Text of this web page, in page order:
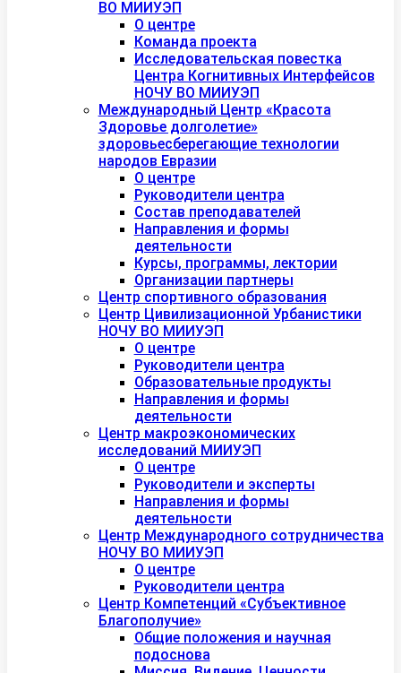
ВО МИИУЭП
О центре
Команда проекта
Исследовательская повестка
Центра Когнитивных Интерфейсов
НОЧУ ВО МИИУЭП
Международный Центр «Красота
Здоровье долголетие»
здоровьесберегающие технологии
народов Евразии
О центре
Руководители центра
Состав преподавателей
Направления и формы
деятельности
Курсы, программы, лектории
Организации партнеры
Центр спортивного образования
Центр Цивилизационной Урбанистики
НОЧУ ВО МИИУЭП
О центре
Руководители центра
Образовательные продукты
Направления и формы
деятельности
Центр макроэкономических
исследований МИИУЭП
О центре
Руководители и эксперты
Направления и формы
деятельности
Центр Международного сотрудничества
НОЧУ ВО МИИУЭП
О центре
Руководители центра
Центр Компетенций «Субъективное
Благополучие»
Общие положения и научная
подоснова